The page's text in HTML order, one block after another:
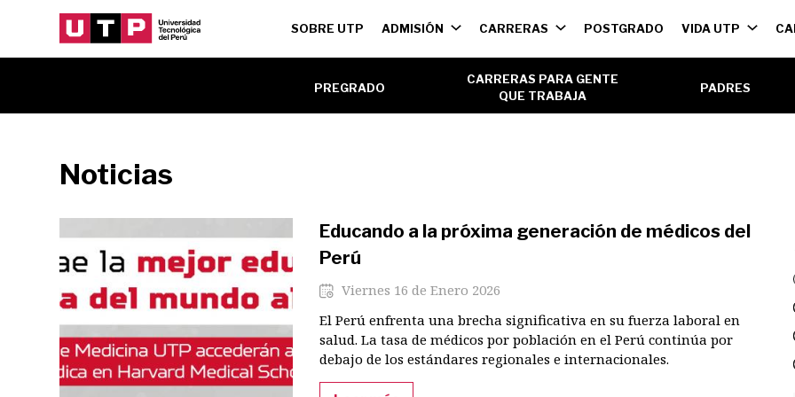
Navegación
principal
SOBRE UTP ADMISIÓN CARRERAS POSTGRADO VIDA UTP
Unidad
PREGRADO
CARRERAS PARA GENTE
QUE TRABAJA
PADRES
Noticias
Educando a la próxima generación de médicos del
Perú
Viernes 16 de Enero 2026
El Perú enfrenta una brecha significativa en su fuerza laboral en
salud. La tasa de médicos por población en el Perú continúa por
debajo de los estándares regionales e internacionales.